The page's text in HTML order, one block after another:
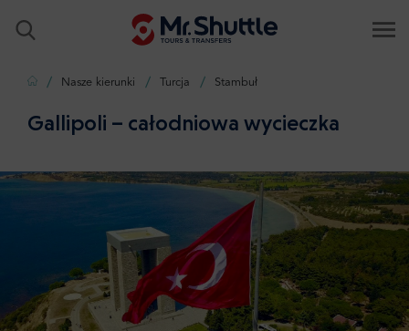
Strona główna
Nasze kierunki Turcja Stambuł
Gallipoli – całodniowa wycieczka